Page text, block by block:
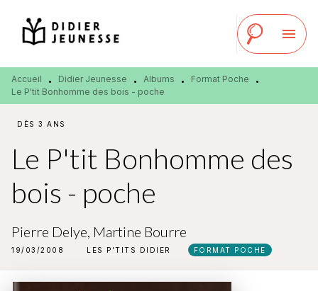
MENU RECHERCHE
PIED DE PAGE
menu
Accueil • Didier Jeunesse • Albums • Format Poche
•
Le P'tit Bonhomme des bois - poche
DÈS 3 ANS
Le P'tit Bonhomme des
bois - poche
Pierre Delye Martine Bourre
19/03/2008 LES P'TITS DIDIER FORMAT POCHE